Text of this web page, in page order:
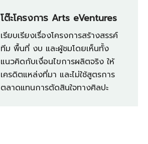
โต๊ะโครงการ Arts eVentures
เรียบเรียงเรื่องโครงการสร้างสรรค์
ทีม พื้นที่ งบ และผู้ชมโดยเห็นทั้ง
แนวคิดกับเงื่อนไขการผลิตจริง ให้
เครดิตแหล่งที่มา และไม่ใช้สูตรการ
ตลาดแทนการตัดสินใจทางศิลปะ